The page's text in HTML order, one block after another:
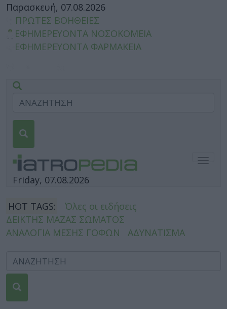
Παρασκευή, 07.08.2026
ΠΡΩΤΕΣ ΒΟΗΘΕΙΕΣ
ΕΦΗΜΕΡΕΥΟΝΤΑ ΝΟΣΟΚΟΜΕΙΑ
ΕΦΗΜΕΡΕΥΟΝΤΑ ΦΑΡΜΑΚΕΙΑ
Friday, 07.08.2026
HOT TAGS:
Όλες οι ειδήσεις
ΔΕΙΚΤΗΣ ΜΑΖΑΣ ΣΩΜΑΤΟΣ
ΑΝΑΛΟΓΙΑ ΜΕΣΗΣ ΓΟΦΩΝ
ΑΔΥΝΑΤΙΣΜΑ